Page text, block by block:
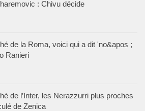
: Chivu décide
de la Roma, voici qui a dit 'no&apos ;
Ranieri
de l’Inter, les Nerazzurri plus proches
de Zenica